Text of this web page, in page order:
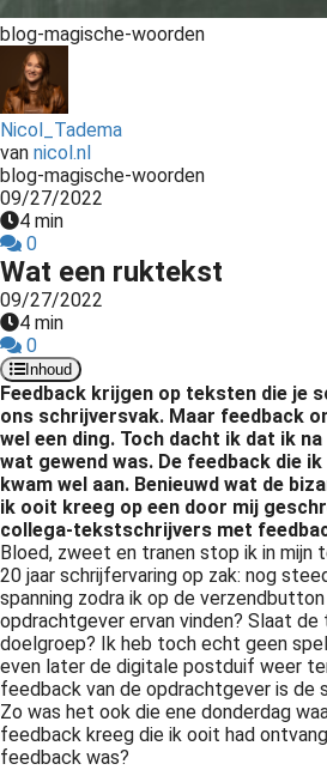
blog-magische-woorden
Nicol_Tadema
van nicol.nl
blog-magische-woorden
09/27/2022
4 min
0
Wat een ruktekst
09/27/2022
4 min
0
Inhoud
Feedback krijgen op teksten die je
ons schrijversvak. Maar feedback
wel een ding. Toch dacht ik dat ik
wat gewend was. De feedback die
kwam wel aan. Benieuwd wat de
ik ooit kreeg op een door mij
collega-tekstschrijvers met
Bloed, zweet en tranen stop ik in mijn
20 jaar schrijfervaring op zak: nog
spanning zodra ik op de verzendbutton
opdrachtgever ervan vinden? Slaat de
doelgroep? Ik heb toch echt geen
even later de digitale postduif weer
feedback van de opdrachtgever is de
Zo was het ook die ene donderdag
feedback kreeg die ik ooit had
feedback was?
niet
worden
om
te
over
van
op
gebruikt
te
de
Hierdoor
website-
van